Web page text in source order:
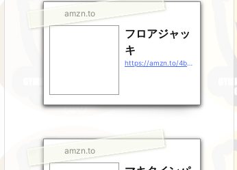
amzn.to
フロアジャッ
キ
amzn.to